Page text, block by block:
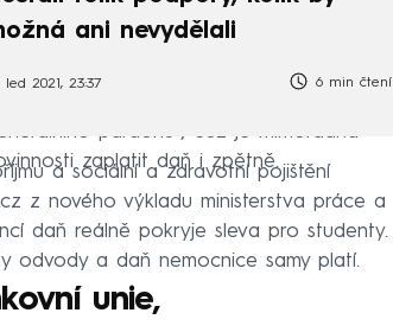
ani nevydělali
led 2021, 23:37 6 min čtení
pardonu“, což je mimořádná
zaplatit daň i zpětně.
a sociální a zdravotní pojištění
z nového výkladu ministerstva práce a
daň reálně pokryje sleva pro studenty.
odvody a daň nemocnice samy platí.
unie,